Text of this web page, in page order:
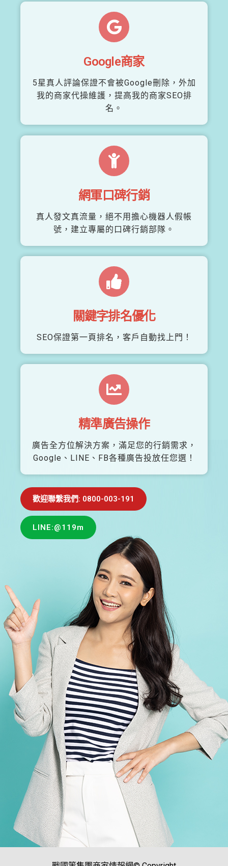
Google商家
5星真人評論保證不會被Google刪除，外加
我的商家代操維護，提高我的商家SEO排
名。
網軍口碑行銷
真人發文真流量，絕不用擔心機器人假帳
號，建立專屬的口碑行銷部隊。
關鍵字排名優化
SEO保證第一頁排名，客戶自動找上門！
精準廣告操作
廣告全方位解決方案，滿足您的行銷需求，
Google、LINE、FB各種廣告投放任您選！
歡迎聯繫我們: 0800-003-191
LINE:@119m